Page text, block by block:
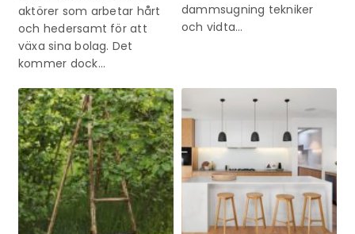
aktörer som arbetar hårt
och hedersamt för att
växa sina bolag. Det
kommer dock…
dammsugning tekniker
och vidta…